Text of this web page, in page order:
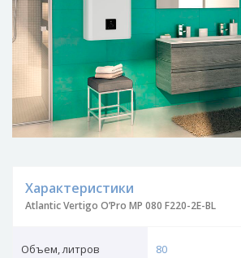
Характеристики
Atlantic Vertigo O’Pro MP 080 F220-2E-BL
Объем, литров 80